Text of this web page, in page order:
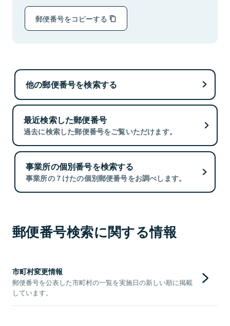
郵便番号をコピーする
他の郵便番号を検索する
最近検索した郵便番号
過去に検索した郵便番号をご覧いただけます。
事業所の個別番号を検索する
事業所の７けたの個別郵便番号をお調べします。
郵便番号検索に関する情報
市町村変更情報
郵便番号を公表した市町村の一覧を実施日の新しい順に掲載
しています。